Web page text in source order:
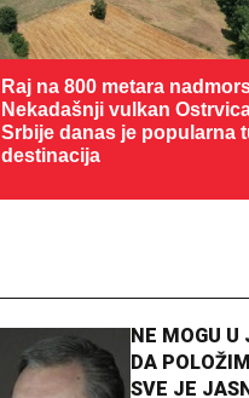
Raj na 800 metara
Nekadašnji vulkan
Srbije danas je popularna
destinacija
NE MOGU U
DA
SVE JE